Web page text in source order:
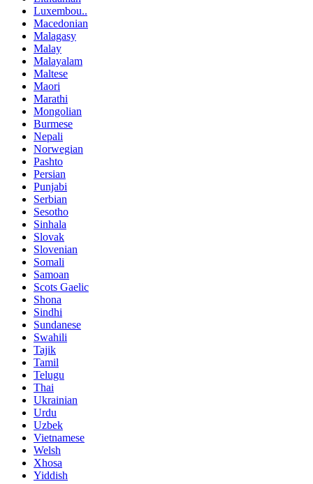
Luxembou..
Macedonian
Malagasy
Malay
Malayalam
Maltese
Maori
Marathi
Mongolian
Burmese
Nepali
Norwegian
Pashto
Persian
Punjabi
Serbian
Sesotho
Sinhala
Slovak
Slovenian
Somali
Samoan
Scots Gaelic
Shona
Sindhi
Sundanese
Swahili
Tajik
Tamil
Telugu
Thai
Ukrainian
Urdu
Uzbek
Vietnamese
Welsh
Xhosa
Yiddish